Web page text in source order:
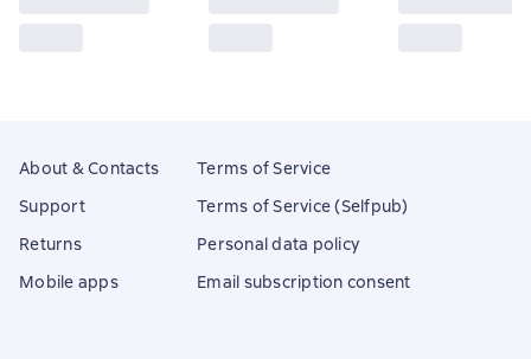
About & Contacts
Support
Returns
Mobile apps
Terms of Service
Terms of Service (Selfpub)
Personal data policy
Email subscription consent